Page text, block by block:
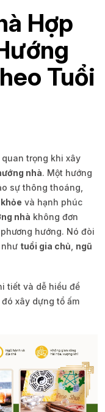
Hợp
Tuổi
trọng khi xây
nhà. Một hướng
sự thông thoáng,
và hạnh phúc
nhà không đơn
hướng. Nó đòi
tuổi gia chủ ngũ
tiết và dễ hiểu để
đó xây dựng tổ ấm